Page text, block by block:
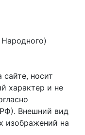
носит
характер и не
Внешний вид
изображений на